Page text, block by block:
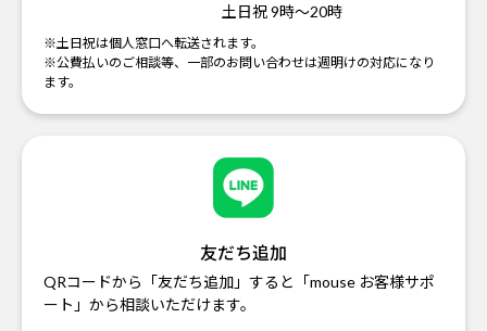
土日祝 9時～20時
※土日祝は個人窓口へ転送されます。
※公費払いのご相談等、一部のお問い合わせは週明けの対応になり
ます。
友だち追加
QRコードから「友だち追加」すると「mouse お客様サポ
ート」から相談いただけます。